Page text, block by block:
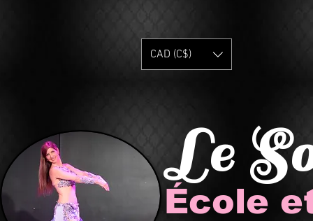
CAD (C$)
Le
École